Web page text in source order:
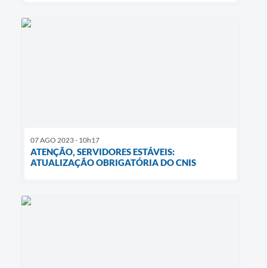
07 AGO 2023 - 10h17
ATENÇÃO, SERVIDORES ESTÁVEIS:
ATUALIZAÇÃO OBRIGATÓRIA DO CNIS